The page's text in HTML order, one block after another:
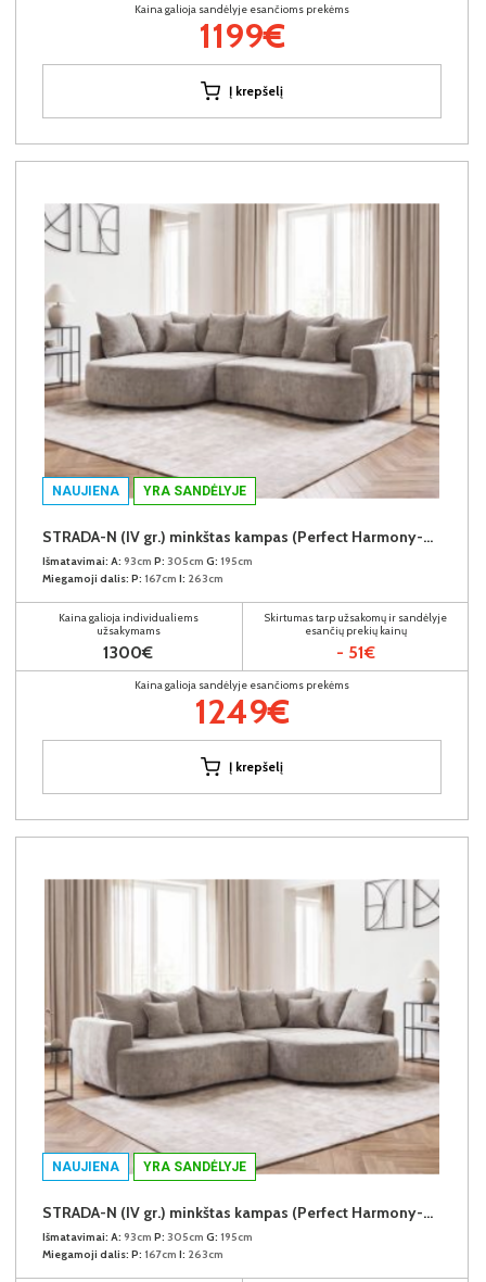
Kaina galioja sandėlyje esančioms prekėms
1199€
Į krepšelį
NAUJIENA YRA SANDĖLYJE
STRADA-N (IV gr.) minkštas kampas (Perfect Harmony-04) K
Išmatavimai: A: 93cm P: 305cm G: 195cm
Miegamoji dalis: P: 167cm I: 263cm
Kaina galioja individualiems
užsakymams
1300€
Skirtumas tarp užsakomų ir sandėlyje
esančių prekių kainų
- 51€
Kaina galioja sandėlyje esančioms prekėms
1249€
Į krepšelį
NAUJIENA YRA SANDĖLYJE
STRADA-N (IV gr.) minkštas kampas (Perfect Harmony-04) D
Išmatavimai: A: 93cm P: 305cm G: 195cm
Miegamoji dalis: P: 167cm I: 263cm